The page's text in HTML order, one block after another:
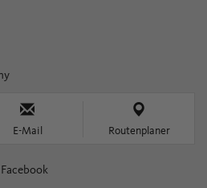
E-Mail Routenplaner